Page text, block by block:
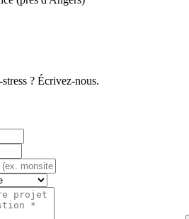
? Écrivez-nous.